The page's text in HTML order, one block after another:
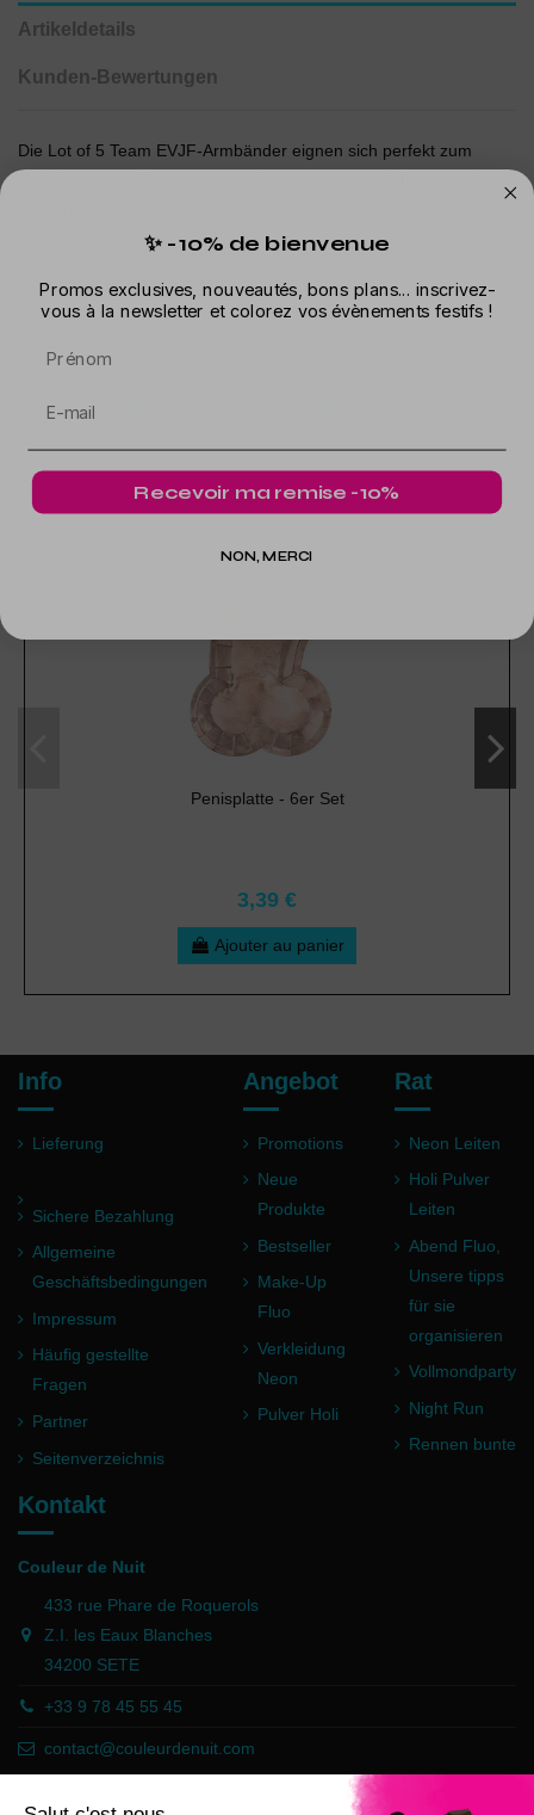
Artikeldetails
Kunden-Bewertungen
Die Lot of 5 Team EVJF-Armbänder eignen sich perfekt zum
Dies sind rosa Silikonarmbänder, auf denen die Worte "Team
EVJF" in Weiß geschrieben sind.
In der gleichen Kategorie
Penisplatte - 6er Set
3,39 €
Ajouter au panier
Info
Lieferung
Sichere Bezahlung
Allgemeine
Geschäftsbedingungen
Impressum
Häufig gestellte
Fragen
Partner
Seitenverzeichnis
Angebot
Promotions
Neue
Produkte
Bestseller
Make-Up
Fluo
Verkleidung
Neon
Pulver Holi
Rat
Neon Leiten
Holi Pulver
Leiten
Abend Fluo,
Unsere tipps
für sie
organisieren
Vollmondparty
Night Run
Rennen bunte
Kontakt
Couleur de Nuit
433 rue Phare de Roquerols
Z.I. les Eaux Blanches
34200 SETE
+33 9 78 45 55 45
contact@couleurdenuit.com
Händler zugelassen von Gesellschaft für Garantierte Bewertungen,
✨ -10% de bienvenue
Promos exclusives, nouveautés, bons plans... inscrivez-
vous à la newsletter et colorez vos évènements festifs !
Recevoir ma remise -10%
NON, MERCI